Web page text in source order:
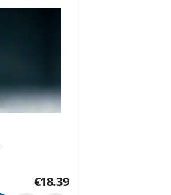
€18.39